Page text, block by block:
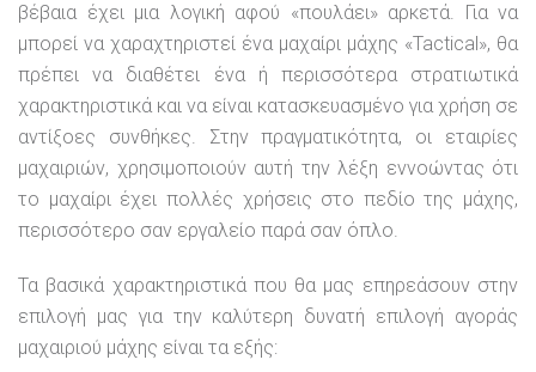
βέβαια έχει μια λογική αφού «πουλάει» αρκετά. Για να
μπορεί να χαραχτηριστεί ένα μαχαίρι μάχης «Tactical», θα
πρέπει να διαθέτει ένα ή περισσότερα στρατιωτικά
χαρακτηριστικά και να είναι κατασκευασμένο για χρήση σε
αντίξοες συνθήκες. Στην πραγματικότητα, οι εταιρίες
μαχαιριών, χρησιμοποιούν αυτή την λέξη εννοώντας ότι
το μαχαίρι έχει πολλές χρήσεις στο πεδίο της μάχης,
περισσότερο σαν εργαλείο παρά σαν όπλο.
Τα βασικά χαρακτηριστικά που θα μας επηρεάσουν στην
επιλογή μας για την καλύτερη δυνατή επιλογή αγοράς
μαχαιριού μάχης είναι τα εξής: